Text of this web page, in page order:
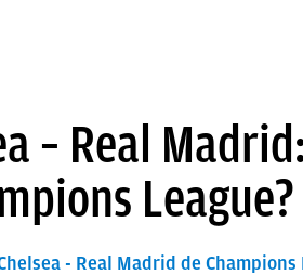
– Real
League?
- Real Madrid de Champions